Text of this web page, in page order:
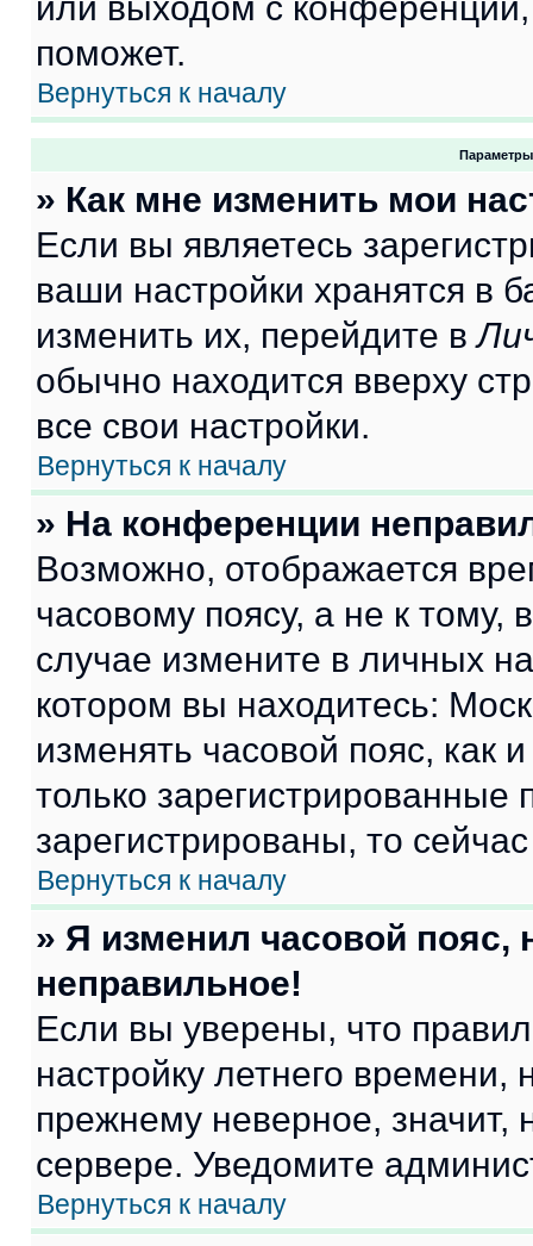
поможет.
Вернуться к началу
Параметры
» Как мне изменить мои
Если вы являетесь
ваши настройки хранятся в
изменить их, перейдите в
обычно находится вверху
все свои настройки.
Вернуться к началу
» На конференции
Возможно, отображается
часовому поясу, а не к тому,
случае измените в личных
котором вы находитесь:
изменять часовой пояс, как
только
зарегистрированы, то
Вернуться к началу
» Я изменил часовой пояс,
неправильное!
Если вы уверены, что
настройку летнего
прежнему неверное, значит,
сервере. Уведомите
Вернуться к началу